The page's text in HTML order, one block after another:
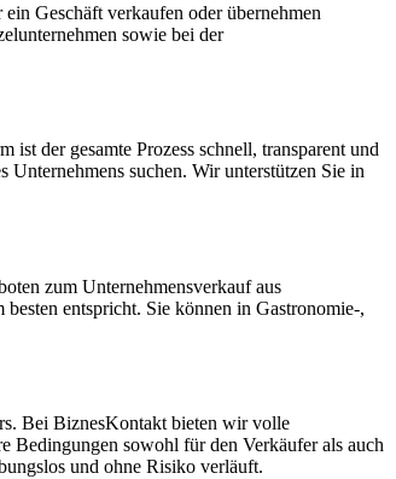
Geschäft verkaufen oder übernehmen
sowie bei der
der gesamte Prozess schnell, transparent und
suchen. Wir unterstützen Sie in
zum Unternehmensverkauf aus
entspricht. Sie können in Gastronomie-,
Bei BiznesKontakt bieten wir volle
Bedingungen sowohl für den Verkäufer als auch
und ohne Risiko verläuft.